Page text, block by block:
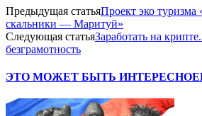
Предыдущая статьяПроект эко
скальники — Маритуй»
Следующая статьяЗаработать на
безграмотность
ЭТО МОЖЕТ БЫТЬ ИНТЕРЕСНО